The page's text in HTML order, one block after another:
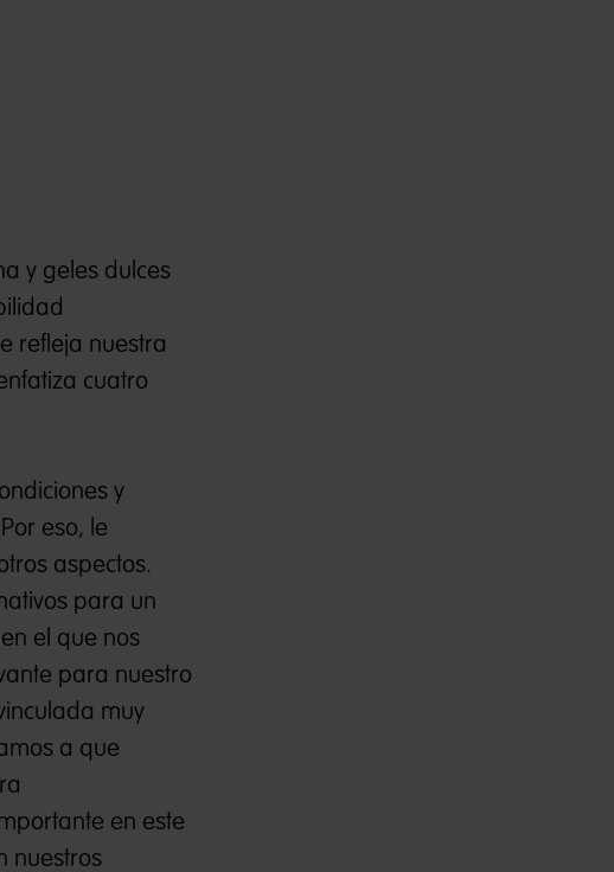
y geles dulces
refleja nuestra
cuatro
y
eso, le
aspectos.
para un
el que nos
para nuestro
muy
a que
en este
nuestros